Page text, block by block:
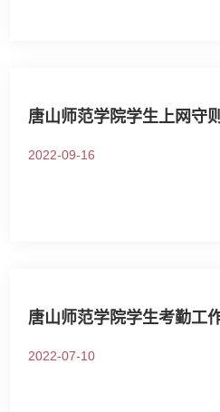
唐山师范学院学生上网守则
2022-09-16
唐山师范学院学生考勤工
2022-07-10